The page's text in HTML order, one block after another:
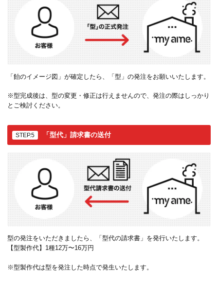
「飴のイメージ図」が確定したら、「型」の発注をお願いいたします。
※型完成後は、型の変更・修正は行えませんので、発注の際はしっかり
とご検討ください。
STEP.5 「型代」請求書の送付
型の発注をいただきましたら、「型代の請求書」を発行いたします。
【型製作代】1種12万〜16万円
※型製作代は型を発注した時点で発生いたします。